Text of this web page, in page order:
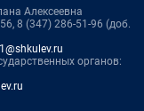
Алексеевна
8 (347) 286-51-96 (доб.
органов: